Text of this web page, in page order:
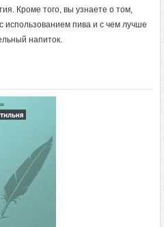
Кроме того, вы узнаете о том,
использованием пива и с чем лучше
напиток.